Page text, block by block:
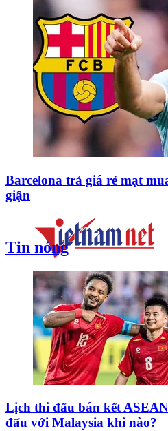
Barcelona trả giá rẻ mạt
giận
Tin nóng
Lịch thi đấu bán kết
đấu với Malaysia khi nào?